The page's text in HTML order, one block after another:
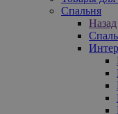
Спальня
Назад